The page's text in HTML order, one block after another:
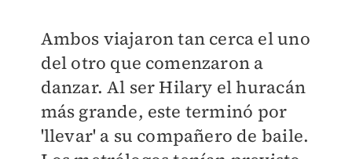
Ambos viajaron tan cerca el uno
del otro que comenzaron a
danzar. Al ser Hilary el huracán
más grande, este terminó por
'llevar' a su compañero de baile.